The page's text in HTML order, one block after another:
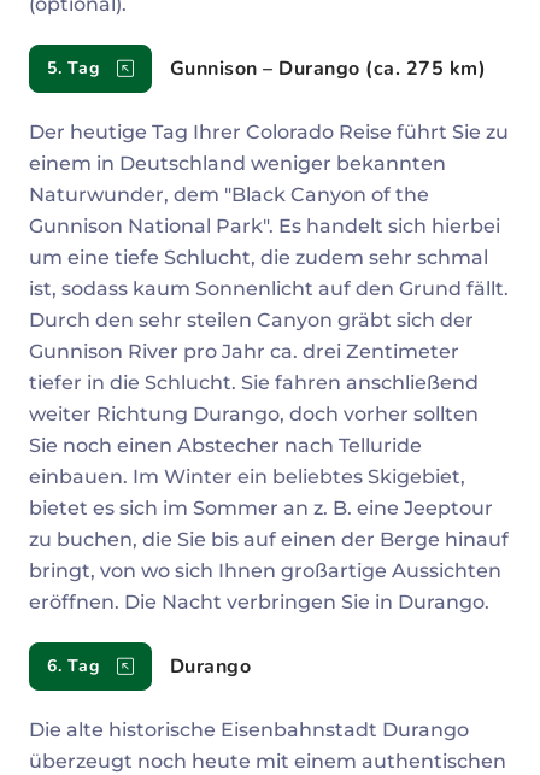
5. Tag Gunnison – Durango (ca. 275 km)
Der heutige Tag Ihrer Colorado Reise führt Sie zu
einem in Deutschland weniger bekannten
Naturwunder, dem "Black Canyon of the
Gunnison National Park". Es handelt sich hierbei
um eine tiefe Schlucht, die zudem sehr schmal
ist, sodass kaum Sonnenlicht auf den Grund fällt.
Durch den sehr steilen Canyon gräbt sich der
Gunnison River pro Jahr ca. drei Zentimeter
tiefer in die Schlucht. Sie fahren anschließend
weiter Richtung Durango, doch vorher sollten
Sie noch einen Abstecher nach Telluride
einbauen. Im Winter ein beliebtes Skigebiet,
bietet es sich im Sommer an z. B. eine Jeeptour
zu buchen, die Sie bis auf einen der Berge hinauf
bringt, von wo sich Ihnen großartige Aussichten
eröffnen. Die Nacht verbringen Sie in Durango.
6. Tag Durango
Die alte historische Eisenbahnstadt Durango
überzeugt noch heute mit einem authentischen